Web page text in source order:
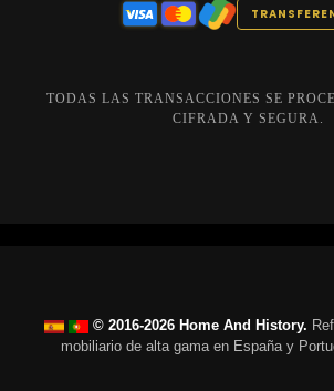
TODAS LAS TRANSACCIONES SE
CIFRADA Y SEGURA.
© 2016-2026 Home And History.
mobiliario de alta gama en España y